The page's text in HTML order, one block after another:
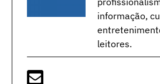
informação,
leitores.